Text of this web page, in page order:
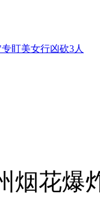
盯美女行凶砍3人
登央视春晚拜年
抢劫案疑犯被击毙始末
花爆炸